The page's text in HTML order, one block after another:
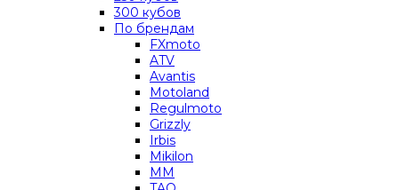
300 кубов
По брендам
FXmoto
ATV
Avantis
Motoland
Regulmoto
Grizzly
Irbis
Mikilon
MM